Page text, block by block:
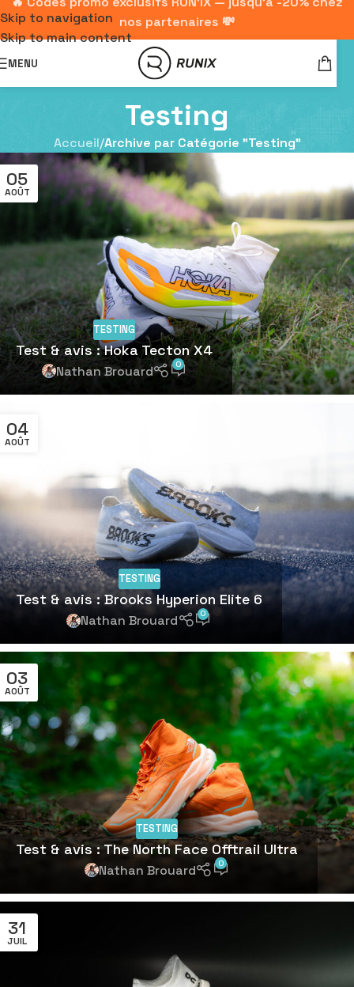
Skip to navigation
Skip to main content
nos partenaires 💸
MENU
Testing
Accueil/Archive par Catégorie "Testing"
05
AOÛT
TESTING
Test & avis : Hoka Tecton X4
Nathan Brouard 0
04
AOÛT
TESTING
Test & avis : Brooks Hyperion Elite 6
Nathan Brouard 0
03
AOÛT
TESTING
Test & avis : The North Face Offtrail Ultra
Nathan Brouard 0
31
JUIL